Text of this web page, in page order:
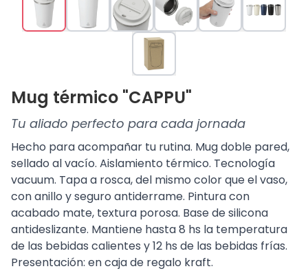
Mug térmico "CAPPU"
Tu aliado perfecto para cada jornada
Hecho para acompañar tu rutina. Mug doble pared,
sellado al vacío. Aislamiento térmico. Tecnología
vacuum. Tapa a rosca, del mismo color que el vaso,
con anillo y seguro antiderrame. Pintura con
acabado mate, textura porosa. Base de silicona
antideslizante. Mantiene hasta 8 hs la temperatura
de las bebidas calientes y 12 hs de las bebidas frías.
Presentación: en caja de regalo kraft.